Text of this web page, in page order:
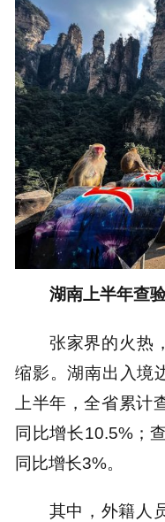
湖南上半年查
张家界的火热
缩影。湖南出入境
上半年，全省累计
同比增长10.5%；
同比增长3%。
其中，外籍人